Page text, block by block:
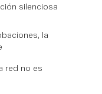
silenciosa
la
red no es